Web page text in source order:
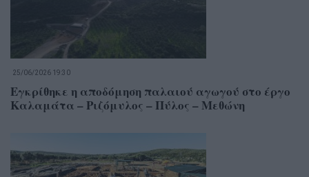
25/06/2026 19:30
Εγκρίθηκε η αποδόμηση παλαιού αγωγού στο έργο
Καλαμάτα – Ριζόμυλος – Πύλος – Μεθώνη